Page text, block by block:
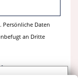
Persönliche Daten
an Dritte